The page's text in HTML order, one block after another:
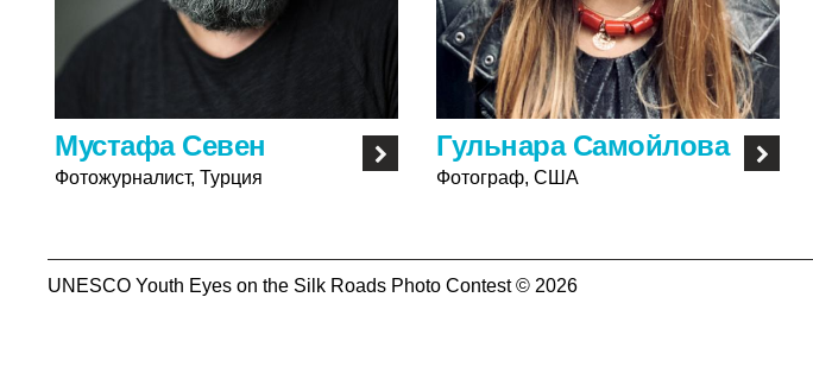
Мустафа Севен
Фотожурналист, Турция
Гульнара Самойлова
Фотограф, США
UNESCO Youth Eyes on the Silk Roads Photo Contest © 2026